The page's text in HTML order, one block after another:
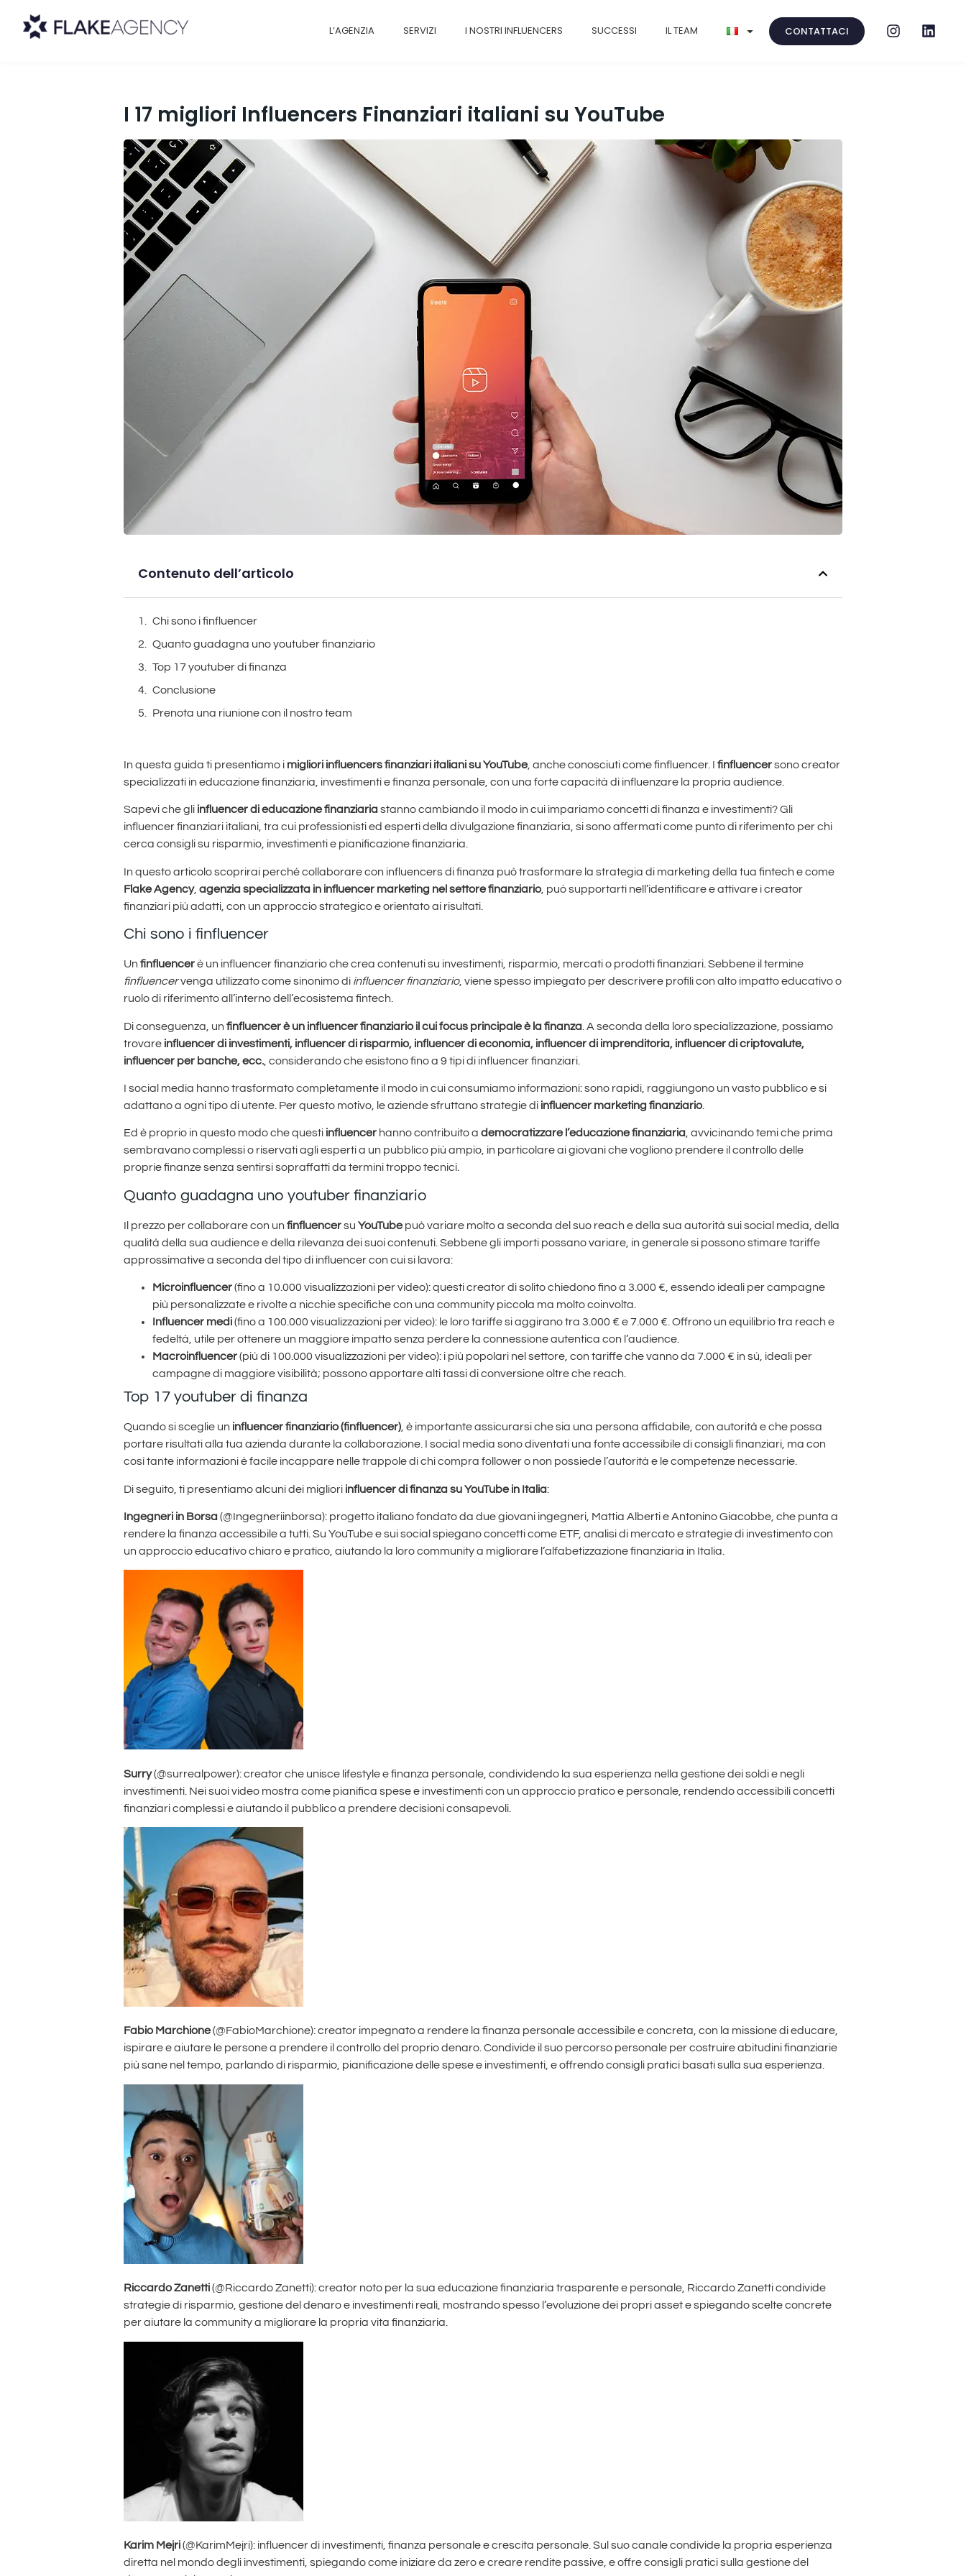
L’AGENZIA SERVIZI I NOSTRI INFLUENCERS SUCCESSI IL TEAM CONTATTACI
I 17 migliori Influencers Finanziari italiani su YouTube
Contenuto dell’articolo
Chi sono i finfluencer
Quanto guadagna uno youtuber finanziario
Top 17 youtuber di finanza
Conclusione
Prenota una riunione con il nostro team
In questa guida ti presentiamo i migliori influencers finanziari italiani su YouTube, anche conosciuti come finfluencer. I finfluencersono creator
specializzati in educazione finanziaria, investimenti e finanza personale, con una forte capacità di influenzare la propria audience.
Sapevi che gli influencer di educazione finanziariastanno cambiando il modo in cui impariamo concetti di finanza e investimenti? Gli
influencer finanziari italiani, tra cui professionisti ed esperti della divulgazione finanziaria, si sono affermati come punto di riferimento per chi
cerca consigli su risparmio, investimenti e pianificazione finanziaria.
In questo articolo scoprirai perché collaborare con influencers di finanza può trasformare la strategia di marketing della tua fintech e come
Flake Agency, agenzia specializzata in influencer marketing nel settore finanziario , può supportarti nell’identificare e attivare i creator
finanziari più adatti, con un approccio strategico e orientato ai risultati.
Chi sono i finfluencer
Un finfluencerè un influencer finanziario che crea contenuti su investimenti, risparmio, mercati o prodotti finanziari. Sebbene il termine
finfluencervenga utilizzato come sinonimo di influencer finanziario, viene spesso impiegato per descrivere profili con alto impatto educativo o
ruolo di riferimento all’interno dell’ecosistema fintech.
Di conseguenza, un finfluencer è un influencer finanziario il cui focus principale è la finanza . A seconda della loro specializzazione, possiamo
trovare influencer di investimenti, influencer di risparmio, influencer di economia, influencer di imprenditoria, influencer di criptovalute,
influencer per banche, ecc. , considerando che esistono fino a 9 tipi di influencer finanziari.
I social media hanno trasformato completamente il modo in cui consumiamo informazioni: sono rapidi, raggiungono un vasto pubblico e si
adattano a ogni tipo di utente. Per questo motivo, le aziende sfruttano strategie di influencer marketing finanziario
Ed è proprio in questo modo che questi influencer hanno contribuito a democratizzare l’educazione finanziaria, avvicinando temi che prima
sembravano complessi o riservati agli esperti a un pubblico più ampio, in particolare ai giovani che vogliono prendere il controllo delle
proprie finanze senza sentirsi sopraffatti da termini troppo tecnici.
Quanto guadagna uno youtuber finanziario
Il prezzo per collaborare con un finfluencersu YouTubepuò variare molto a seconda del suo reach e della sua autorità sui social media, della
qualità della sua audience e della rilevanza dei suoi contenuti. Sebbene gli importi possano variare, in generale si possono stimare tariffe
approssimative a seconda del tipo di influencer con cui si lavora:
Microinfluencer(fino a 10.000 visualizzazioni per video): questi creator di solito chiedono fino a 3.000 €, essendo ideali per campagne
più personalizzate e rivolte a nicchie specifiche con una community piccola ma molto coinvolta.
Influencer medi(fino a 100.000 visualizzazioni per video): le loro tariffe si aggirano tra 3.000 € e 7.000 €. Offrono un equilibrio tra reach e
fedeltà, utile per ottenere un maggiore impatto senza perdere la connessione autentica con l’audience.
Macroinfluencer(più di 100.000 visualizzazioni per video): i più popolari nel settore, con tariffe che vanno da 7.000 € in sù, ideali per
campagne di maggiore visibilità; possono apportare alti tassi di conversione oltre che reach.
Top 17 youtuber di finanza
Quando si sceglie un influencer finanziario (finfluencer) , è importante assicurarsi che sia una persona affidabile, con autorità e che possa
portare risultati alla tua azienda durante la collaborazione. I social media sono diventati una fonte accessibile di consigli finanziari, ma con
così tante informazioni è facile incappare nelle trappole di chi compra follower o non possiede l’autorità e le competenze necessarie.
Di seguito, ti presentiamo alcuni dei migliori influencer di finanza suYouTube in Italia:
Ingegneri in Borsa(@Ingegneriinborsa): progetto italiano fondato da due giovani ingegneri, Mattia Alberti e Antonino Giacobbe, che punta a
rendere la finanza accessibile a tutti. Su YouTube e sui social spiegano concetti come ETF, analisi di mercato e strategie di investimento con
un approccio educativo chiaro e pratico, aiutando la loro community a migliorare l’alfabetizzazione finanziaria in Italia.
Surry(@surrealpower): creator che unisce lifestyle e finanza personale, condividendo la sua esperienza nella gestione dei soldi e negli
investimenti. Nei suoi video mostra come pianifica spese e investimenti con un approccio pratico e personale, rendendo accessibili concetti
finanziari complessi e aiutando il pubblico a prendere decisioni consapevoli.
Fabio Marchione(@FabioMarchione): creator impegnato a rendere la finanza personale accessibile e concreta, con la missione di educare,
ispirare e aiutare le persone a prendere il controllo del proprio denaro. Condivide il suo percorso personale per costruire abitudini finanziarie
più sane nel tempo, parlando di risparmio, pianificazione delle spese e investimenti, e offrendo consigli pratici basati sulla sua esperienza.
Riccardo Zanetti(@Riccardo Zanetti): creator noto per la sua educazione finanziaria trasparente e personale, Riccardo Zanetti condivide
strategie di risparmio, gestione del denaro e investimenti reali, mostrando spesso l’evoluzione dei propri asset e spiegando scelte concrete
per aiutare la community a migliorare la propria vita finanziaria.
Karim Mejri(@KarimMejri): influencer di investimenti, finanza personale e crescita personale. Sul suo canale condivide la propria esperienza
diretta nel mondo degli investimenti, spiegando come iniziare da zero e creare rendite passive, e offre consigli pratici sulla gestione del